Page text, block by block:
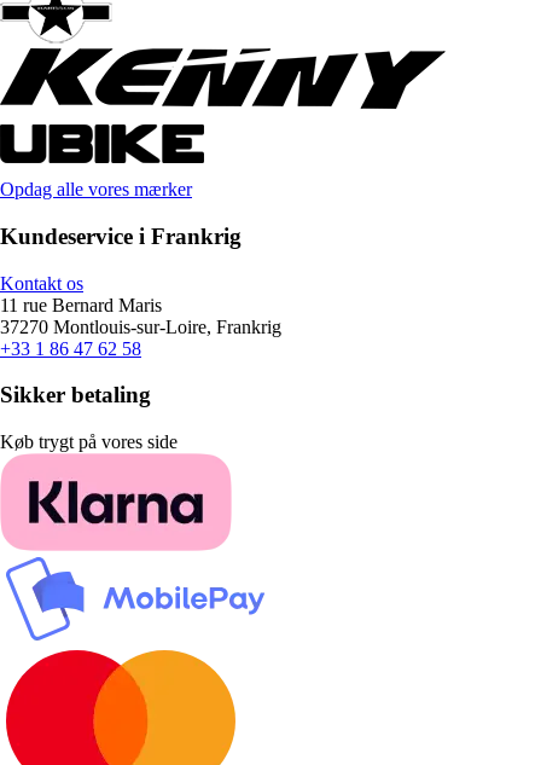
Opdag alle vores mærker
Kundeservice i Frankrig
Kontakt os
11 rue Bernard Maris
37270 Montlouis-sur-Loire, Frankrig
+33 1 86 47 62 58
Sikker betaling
Køb trygt på vores side